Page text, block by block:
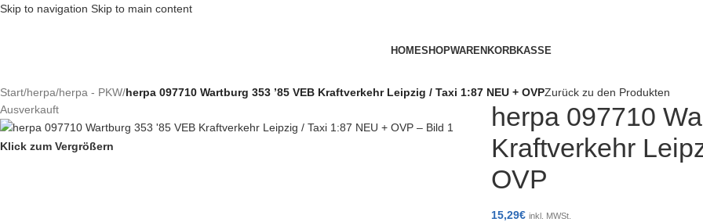
Skip to navigation Skip to main content
HOMESHOPWARENKORBKASSE
Start/herpa/herpa - PKW/herpa 097710 Wartburg 353 ’85 VEB Kraftverkehr Leipzig / Taxi 1:87 NEU + OVPZurück zu den Produkten
Ausverkauft
Klick zum Vergrößern
herpa 097710
Kraftverkehr
OVP
15,29€ inkl. MWSt.